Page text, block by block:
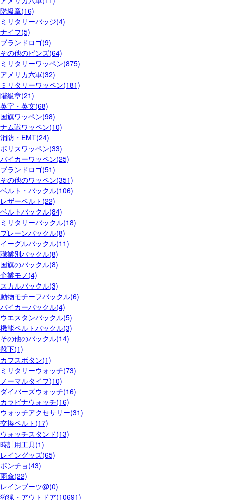
階級章(16)
ミリタリーバッジ(4)
ナイフ(5)
ブランドロゴ(9)
その他のピンズ(64)
ミリタリーワッペン(875)
アメリカ六軍(32)
ミリタリーワッペン(181)
階級章(21)
英字・英文(68)
国旗ワッペン(98)
ナム戦ワッペン(10)
消防・EMT(24)
ポリスワッペン(33)
バイカーワッペン(25)
ブランドロゴ(51)
その他のワッペン(351)
ベルト・バックル(106)
レザーベルト(22)
ベルトバックル(84)
ミリタリーバックル(18)
プレーンバックル(8)
イーグルバックル(11)
職業別バックル(8)
国旗のバックル(8)
企業モノ(4)
スカルバックル(3)
動物モチーフバックル(6)
バイカーバックル(4)
ウエスタンバックル(5)
機能ベルトバックル(3)
その他のバックル(14)
靴下(1)
カフスボタン(1)
ミリタリーウォッチ(73)
ノーマルタイプ(10)
ダイバーズウォッチ(16)
カラビナウォッチ(16)
ウォッチアクセサリー(31)
交換ベルト(17)
ウォッチスタンド(13)
時計用工具(1)
レイングッズ(65)
ポンチョ(43)
雨傘(22)
レインブーツ@(0)
狩猟・アウトドア(10691)